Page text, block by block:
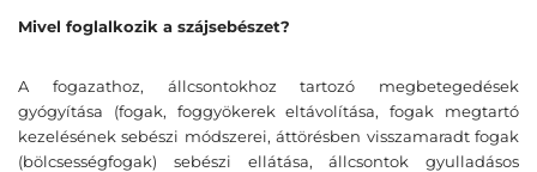
Mivel foglalkozik a szájsebészet?
A fogazathoz, állcsontokhoz tartozó megbetegedések
gyógyítása (fogak, foggyökerek eltávolítása, fogak megtartó
kezelésének sebészi módszerei, áttörésben visszamaradt fogak
(bölcsességfogak) sebészi ellátása, állcsontok gyulladásos